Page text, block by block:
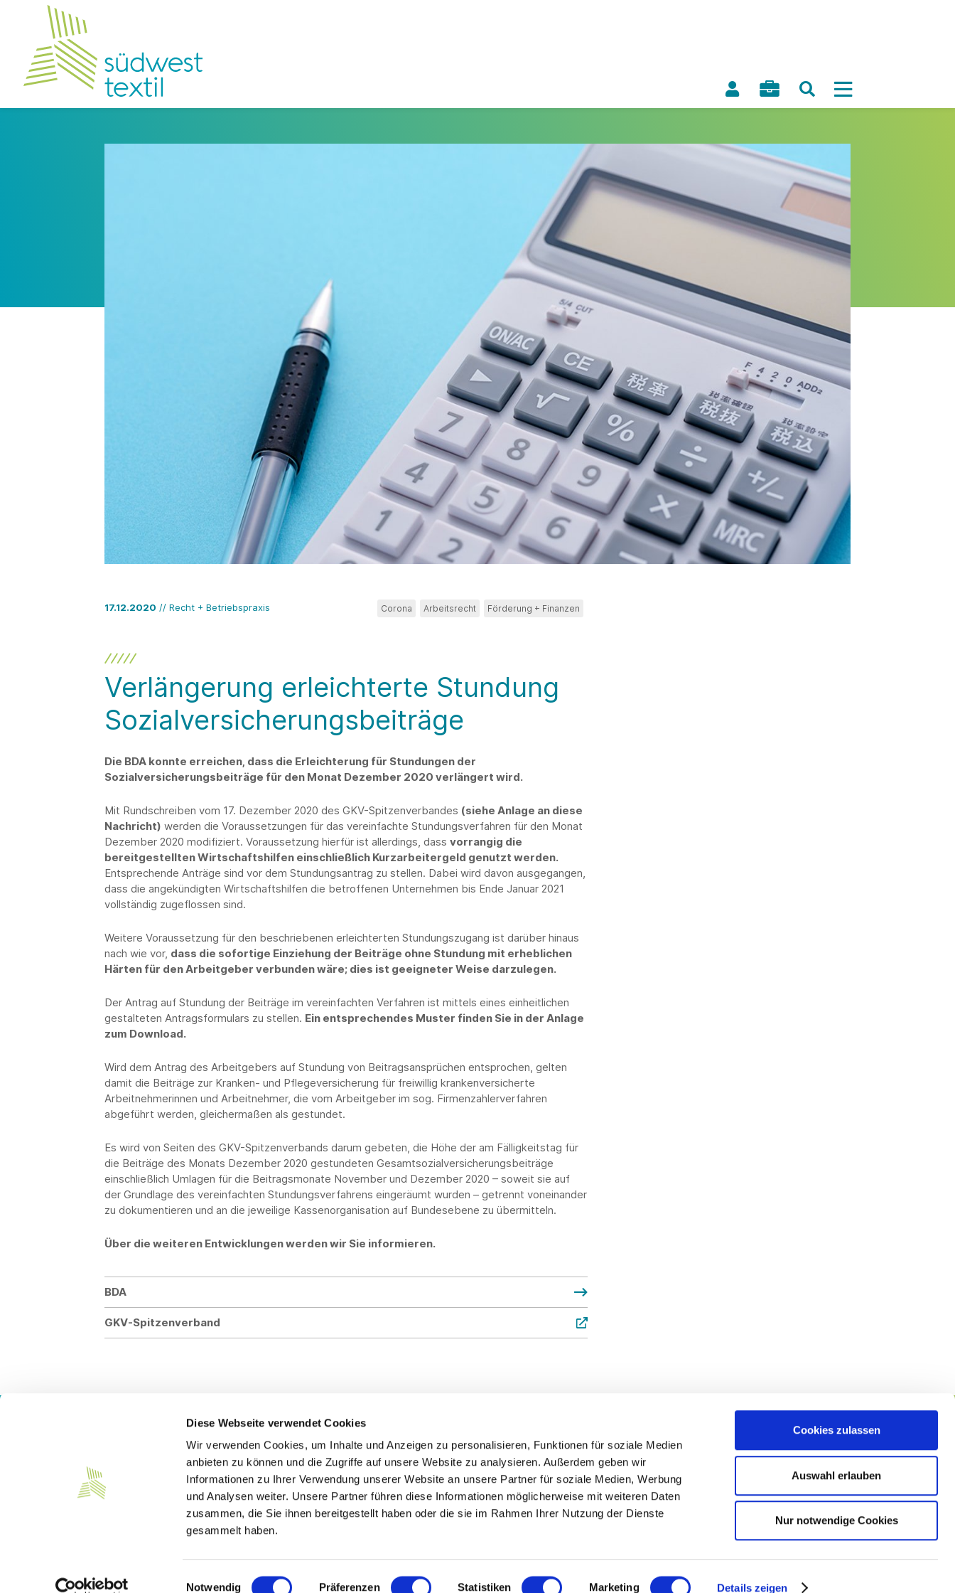
Diese Webseite verwendet Cookies
Wir verwenden Cookies, um Inhalte und Anzeigen zu personalisieren, Funktionen für soziale Medien
anbieten zu können und die Zugriffe auf unsere Website zu analysieren. Außerdem geben wir
Informationen zu Ihrer Verwendung unserer Website an unsere Partner für soziale Medien, Werbung
und Analysen weiter. Unsere Partner führen diese Informationen möglicherweise mit weiteren Daten
zusammen, die Sie ihnen bereitgestellt haben oder die sie im Rahmen Ihrer Nutzung der Dienste
gesammelt haben.
Einwilligungsauswahl
Notwendig Präferenzen Statistiken Marketing Details zeigen
Cookies zulassen
Auswahl erlauben
Nur notwendige Cookies
17.12.2020 // Recht + Betriebspraxis Corona Arbeitsrecht Förderung + Finanzen
Verlängerung erleichterte Stundung
Sozialversicherungsbeiträge
Die BDA konnte erreichen, dass die Erleichterung für Stundungen der
Sozialversicherungsbeiträge für den Monat Dezember 2020 verlängert wird.
Mit Rundschreiben vom 17. Dezember 2020 des GKV-Spitzenverbandes (siehe Anlage an diese
Nachricht) werden die Voraussetzungen für das vereinfachte Stundungsverfahren für den Monat
Dezember 2020 modifiziert. Voraussetzung hierfür ist allerdings, dass vorrangig die
bereitgestellten Wirtschaftshilfen einschließlich Kurzarbeitergeld genutzt werden.
Entsprechende Anträge sind vor dem Stundungsantrag zu stellen. Dabei wird davon ausgegangen,
dass die angekündigten Wirtschaftshilfen die betroffenen Unternehmen bis Ende Januar 2021
vollständig zugeflossen sind.
Weitere Voraussetzung für den beschriebenen erleichterten Stundungszugang ist darüber hinaus
nach wie vor, dass die sofortige Einziehung der Beiträge ohne Stundung mit erheblichen
Härten für den Arbeitgeber verbunden wäre; dies ist geeigneter Weise darzulegen.
Der Antrag auf Stundung der Beiträge im vereinfachten Verfahren ist mittels eines einheitlichen
gestalteten Antragsformulars zu stellen. Ein entsprechendes Muster finden Sie in der Anlage
zum Download.
Wird dem Antrag des Arbeitgebers auf Stundung von Beitragsansprüchen entsprochen, gelten
damit die Beiträge zur Kranken- und Pflegeversicherung für freiwillig krankenversicherte
Arbeitnehmerinnen und Arbeitnehmer, die vom Arbeitgeber im sog. Firmenzahlerverfahren
abgeführt werden, gleichermaßen als gestundet.
Es wird von Seiten des GKV-Spitzenverbands darum gebeten, die Höhe der am Fälligkeitstag für
die Beiträge des Monats Dezember 2020 gestundeten Gesamtsozialversicherungsbeiträge
einschließlich Umlagen für die Beitragsmonate November und Dezember 2020 – soweit sie auf
der Grundlage des vereinfachten Stundungsverfahrens eingeräumt wurden – getrennt voneinander
zu dokumentieren und an die jeweilige Kassenorganisation auf Bundesebene zu übermitteln.
Über die weiteren Entwicklungen werden wir Sie informieren.
BDA
GKV-Spitzenverband
Südwesttextil e. V.
Türlenstraße 6
+49 711 21050-0
Service
Impressum
Mitglied werden
Folgen Sie uns